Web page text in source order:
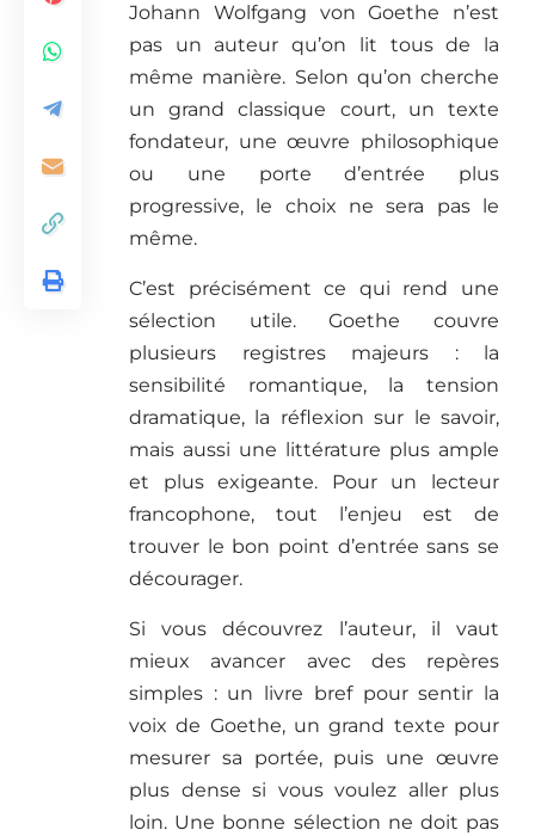
Johann Wolfgang von Goethe n’est
pas un auteur qu’on lit tous de la
même manière. Selon qu’on cherche
un grand classique court, un texte
fondateur, une œuvre philosophique
ou une porte d’entrée plus
progressive, le choix ne sera pas le
même.
C’est précisément ce qui rend une
sélection utile. Goethe couvre
plusieurs registres majeurs : la
sensibilité romantique, la tension
dramatique, la réflexion sur le savoir,
mais aussi une littérature plus ample
et plus exigeante. Pour un lecteur
francophone, tout l’enjeu est de
trouver le bon point d’entrée sans se
décourager.
Si vous découvrez l’auteur, il vaut
mieux avancer avec des repères
simples : un livre bref pour sentir la
voix de Goethe, un grand texte pour
mesurer sa portée, puis une œuvre
plus dense si vous voulez aller plus
loin. Une bonne sélection ne doit pas